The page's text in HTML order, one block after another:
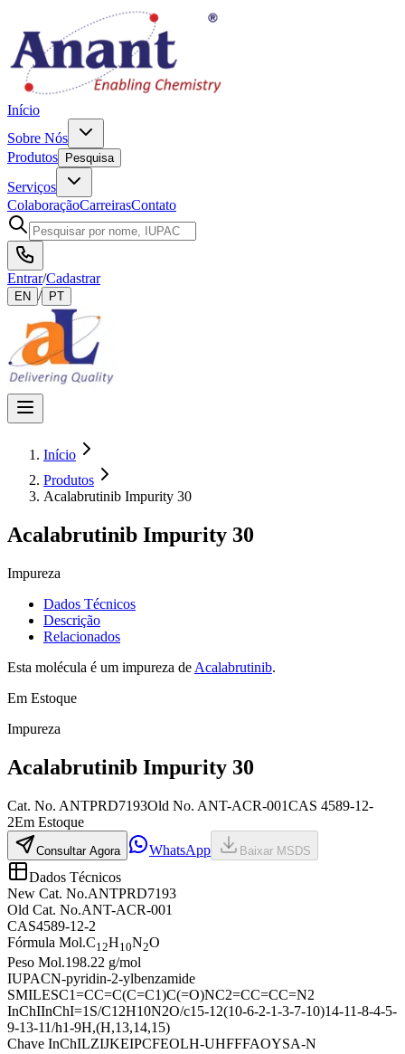
Início
Sobre Nós
Produtos
Pesquisa
Serviços
ColaboraçãoCarreirasContato
Entrar/Cadastrar
EN / PT
Início
Produtos
Acalabrutinib Impurity 30
Acalabrutinib Impurity 30
Impureza
Dados Técnicos
Descrição
Relacionados
Esta molécula é um impureza de Acalabrutinib.
Em Estoque
Impureza
Acalabrutinib Impurity 30
Cat. No. ANTPRD7193Old No. ANT-ACR-001CAS 4589-12-
2Em Estoque
Consultar Agora WhatsApp Baixar MSDS
Dados Técnicos
New Cat. No.ANTPRD7193
Old Cat. No.ANT-ACR-001
CAS4589-12-2
Fórmula Mol.C12H10N2O
Peso Mol.198.22 g/mol
IUPACN-pyridin-2-ylbenzamide
SMILESC1=CC=C(C=C1)C(=O)NC2=CC=CC=N2
InChIInChI=1S/C12H10N2O/c15-12(10-6-2-1-3-7-10)14-11-8-4-5-
9-13-11/h1-9H,(H,13,14,15)
Chave InChILZIJKEIPCFEOLH-UHFFFAOYSA-N